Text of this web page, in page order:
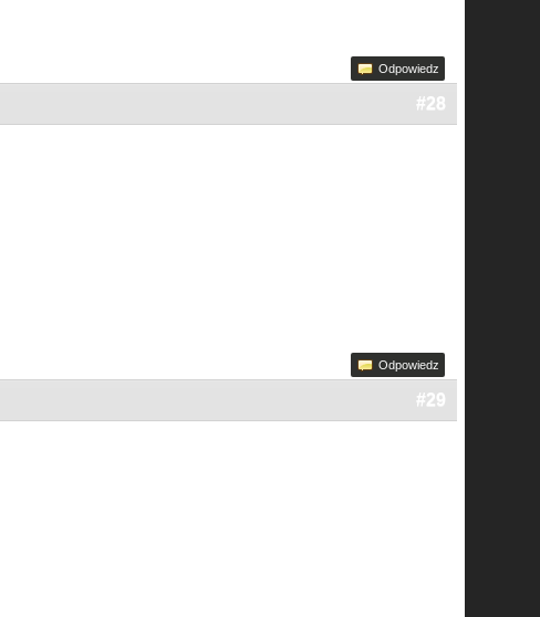
Odpowiedz
#28
Odpowiedz
#29